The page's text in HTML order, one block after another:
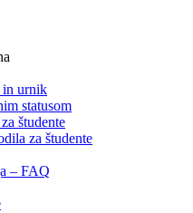
in urnik
statusom
študente
za študente
– FAQ